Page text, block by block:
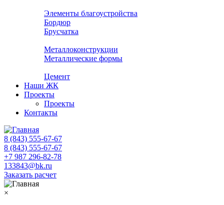
Элементы благоустройства
Бордюр
Брусчатка
Металлоконструкции
Металлические формы
Цемент
Наши ЖК
Проекты
Проекты
Контакты
8 (843) 555-67-67
8 (843) 555-67-67
+7 987 296-82-78
133843@bk.ru
Заказать расчет
×